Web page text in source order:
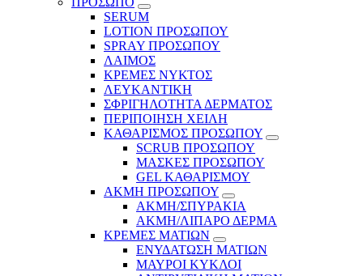
SERUM
LOTION ΠΡΟΣΩΠΟΥ
SPRAY ΠΡΟΣΩΠΟΥ
ΛΑΙΜΟΣ
ΚΡΕΜΕΣ ΝΥΚΤΟΣ
ΛΕΥΚΑΝΤΙΚΗ
ΣΦΡΙΓΗΛΟΤΗΤΑ ΔΕΡΜΑΤΟΣ
ΠΕΡΙΠΟΙΗΣΗ ΧΕΙΛΗ
ΚΑΘΑΡΙΣΜΟΣ ΠΡΟΣΩΠΟΥ
SCRUB ΠΡΟΣΩΠΟΥ
ΜΑΣΚΕΣ ΠΡΟΣΩΠΟΥ
GEL ΚΑΘΑΡΙΣΜΟΥ
ΑΚΜΗ ΠΡΟΣΩΠΟΥ
ΑΚΜΗ/ΣΠΥΡΑΚΙΑ
ΑΚΜΗ/ΛΙΠΑΡΟ ΔΕΡΜΑ
ΚΡΕΜΕΣ ΜΑΤΙΩΝ
ΕΝΥΔΑΤΩΣΗ ΜΑΤΙΩΝ
ΜΑΥΡΟΙ ΚΥΚΛΟΙ